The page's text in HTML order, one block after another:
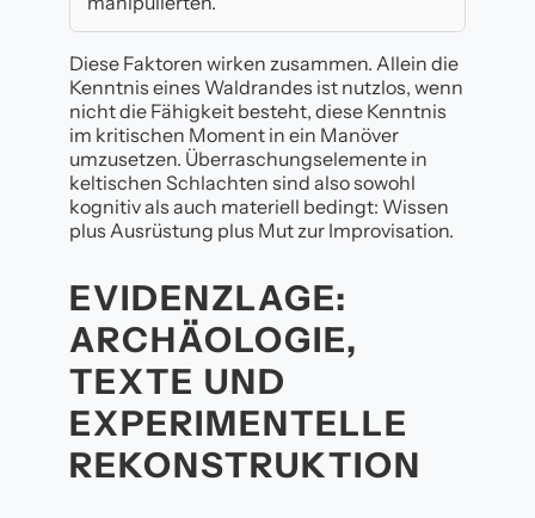
Diese Faktoren wirken zusammen. Allein die
Kenntnis eines Waldrandes ist nutzlos, wenn
nicht die Fähigkeit besteht, diese Kenntnis
im kritischen Moment in ein Manöver
umzusetzen. Überraschungselemente in
keltischen Schlachten sind also sowohl
kognitiv als auch materiell bedingt: Wissen
plus Ausrüstung plus Mut zur Improvisation.
EVIDENZLAGE:
ARCHÄOLOGIE,
TEXTE UND
EXPERIMENTELLE
REKONSTRUKTION